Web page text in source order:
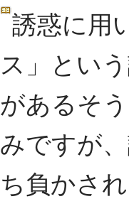
誘惑に用
ス」とい
があるそ
みですが
ち負かさ